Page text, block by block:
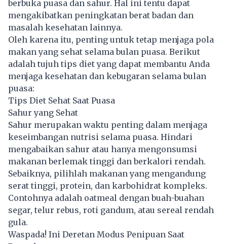
berbuka puasa dan sahur. Hal ini tentu dapat
mengakibatkan peningkatan berat badan dan
masalah kesehatan lainnya.
Oleh karena itu, penting untuk tetap menjaga pola
makan yang sehat selama bulan puasa. Berikut
adalah tujuh tips diet yang dapat membantu Anda
menjaga kesehatan dan kebugaran selama bulan
puasa:
Tips Diet Sehat Saat Puasa
Sahur yang Sehat
Sahur merupakan waktu penting dalam menjaga
keseimbangan nutrisi selama puasa. Hindari
mengabaikan sahur atau hanya mengonsumsi
makanan berlemak tinggi dan berkalori rendah.
Sebaiknya, pilihlah makanan yang mengandung
serat tinggi, protein, dan karbohidrat kompleks.
Contohnya adalah oatmeal dengan buah-buahan
segar, telur rebus, roti gandum, atau sereal rendah
gula.
Waspada! Ini Deretan Modus Penipuan Saat